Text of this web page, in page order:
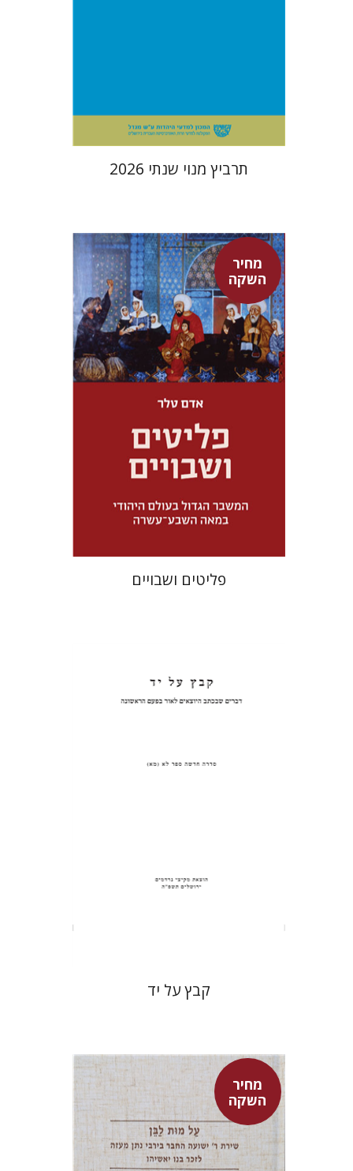
תרביץ מנוי שנתי 2026
מחיר
השקה
אדם טלר
דורון מגן
מחיר השקה
$46
$32
פליטים ושבויים
פנחס רוט
הנחת אתר ספר מודפס
קבץ על יד
מחיר
השקה
שולמית אליצור